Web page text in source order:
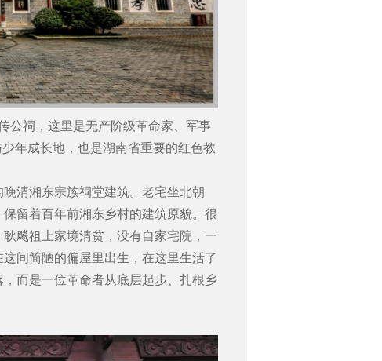
公祠，这里是无产阶级革命家、军事
年成长地，也是湖南省重要的红色教
清湘东宗族祠堂建筑。老宅坐北朝
留着百年前湘东乡村的建筑原貌。很
飚祖上家境清贫，没有自家宅院，一
这间简陋的偏屋里出生，在这里生活了
而是一位革命者从底层起步、扎根乡